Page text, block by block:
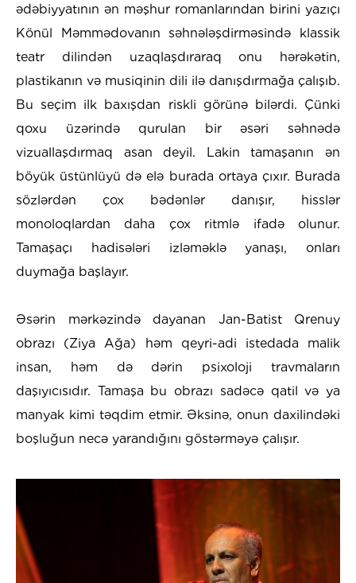
ədəbiyyatının ən məşhur romanlarından birini yazıçı
Könül Məmmədovanın səhnələşdirməsində klassik
teatr dilindən uzaqlaşdıraraq onu hərəkətin,
plastikanın və musiqinin dili ilə danışdırmağa çalışıb.
Bu seçim ilk baxışdan riskli görünə bilərdi. Çünki
qoxu üzərində qurulan bir əsəri səhnədə
vizuallaşdırmaq asan deyil. Lakin tamaşanın ən
böyük üstünlüyü də elə burada ortaya çıxır. Burada
sözlərdən çox bədənlər danışır, hisslər
monoloqlardan daha çox ritmlə ifadə olunur.
Tamaşaçı hadisələri izləməklə yanaşı, onları
duymağa başlayır.
Əsərin mərkəzində dayanan Jan-Batist Qrenuy
obrazı (Ziya Ağa) həm qeyri-adi istedada malik
insan, həm də dərin psixoloji travmaların
daşıyıcısıdır. Tamaşa bu obrazı sadəcə qatil və ya
manyak kimi təqdim etmir. Əksinə, onun daxilindəki
boşluğun necə yarandığını göstərməyə çalışır.